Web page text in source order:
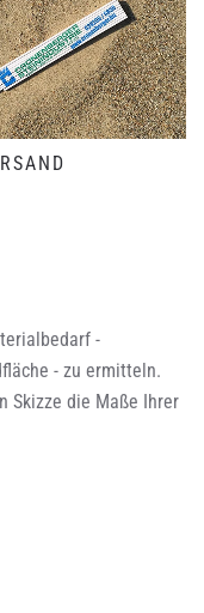
-
- zu ermitteln.
Skizze die Maße Ihrer